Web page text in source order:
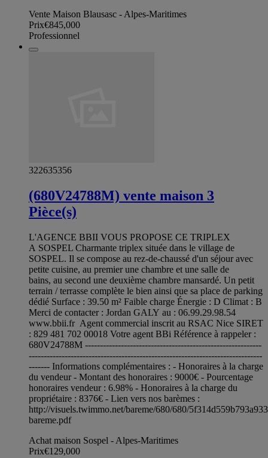
Vente Maison Blausasc - Alpes-Maritimes
Prix€845,000
Professionnel
322635356
(680V24788M) vente maison 3
Pièce(s)
L'AGENCE BBII VOUS PROPOSE CE TRIPLEX
A SOSPEL Charmante triplex située dans le village de
SOSPEL. Il se compose au rez-de-chaussé d'un séjour avec
petite cuisine, au premier une chambre et une salle de
bains, au second une deuxième chambre mansardé. Un petit
terrain / terrasse complète le bien ainsi que sa place de parking
dédié Surface : 39.50 m² Faible charge Énergie : D Climat : B
Merci de contacter : Jordan GALY au : 06.99.29.98.54
www.bbii.fr Agent commercial inscrit au RSAC Nice SIRET
: 829 481 702 00018 Votre agent BBi Référence à rappeler :
680V24788M -----------------------------------------------------------
------------------------------------------------------------------------------
------- Informations complémentaires : - Honoraires à la charge
du vendeur - Montant des honoraires : 9000€ - Pourcentage
honoraires vendeur : 6.98% - Honoraires à la charge du
propriétaire : 8376€ - Lien vers nos barèmes :
http://visuels.twimmo.net/bareme/680/680/
bareme.pdf
Achat maison Sospel - Alpes-Maritimes
Prix€129,000